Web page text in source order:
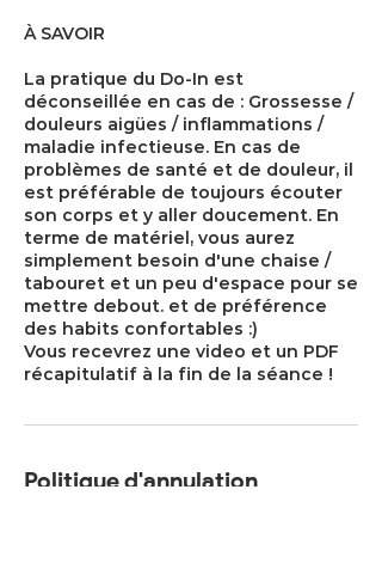
À SAVOIR
La pratique du Do-In est
déconseillée en cas de : Grossesse /
douleurs aigües / inflammations /
maladie infectieuse. En cas de
problèmes de santé et de douleur, il
est préférable de toujours écouter
son corps et y aller doucement. En
terme de matériel, vous aurez
simplement besoin d'une chaise /
tabouret et un peu d'espace pour se
mettre debout. et de préférence
des habits confortables :)
Vous recevrez une video et un PDF
récapitulatif à la fin de la séance !
Politique d'annulation